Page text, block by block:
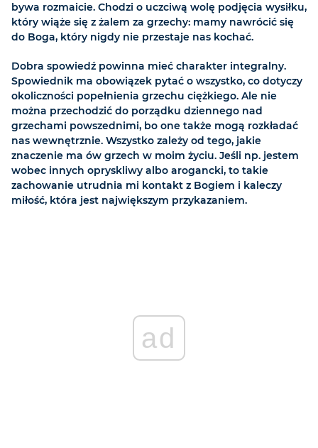
bywa rozmaicie. Chodzi o uczciwą wolę podjęcia wysiłku,
który wiąże się z żalem za grzechy: mamy nawrócić się
do Boga, który nigdy nie przestaje nas kochać.
Dobra spowiedź powinna mieć charakter integralny.
Spowiednik ma obowiązek pytać o wszystko, co dotyczy
okoliczności popełnienia grzechu ciężkiego. Ale nie
można przechodzić do porządku dziennego nad
grzechami powszednimi, bo one także mogą rozkładać
nas wewnętrznie. Wszystko zależy od tego, jakie
znaczenie ma ów grzech w moim życiu. Jeśli np. jestem
wobec innych opryskliwy albo arogancki, to takie
zachowanie utrudnia mi kontakt z Bogiem i kaleczy
miłość, która jest największym przykazaniem.
ad